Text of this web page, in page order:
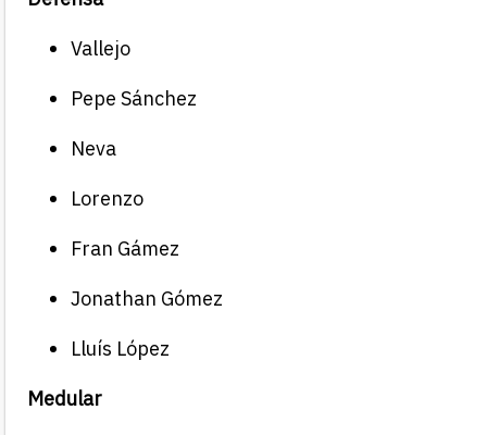
Vallejo
Pepe Sánchez
Neva
Lorenzo
Fran Gámez
Jonathan Gómez
Lluís López
Medular